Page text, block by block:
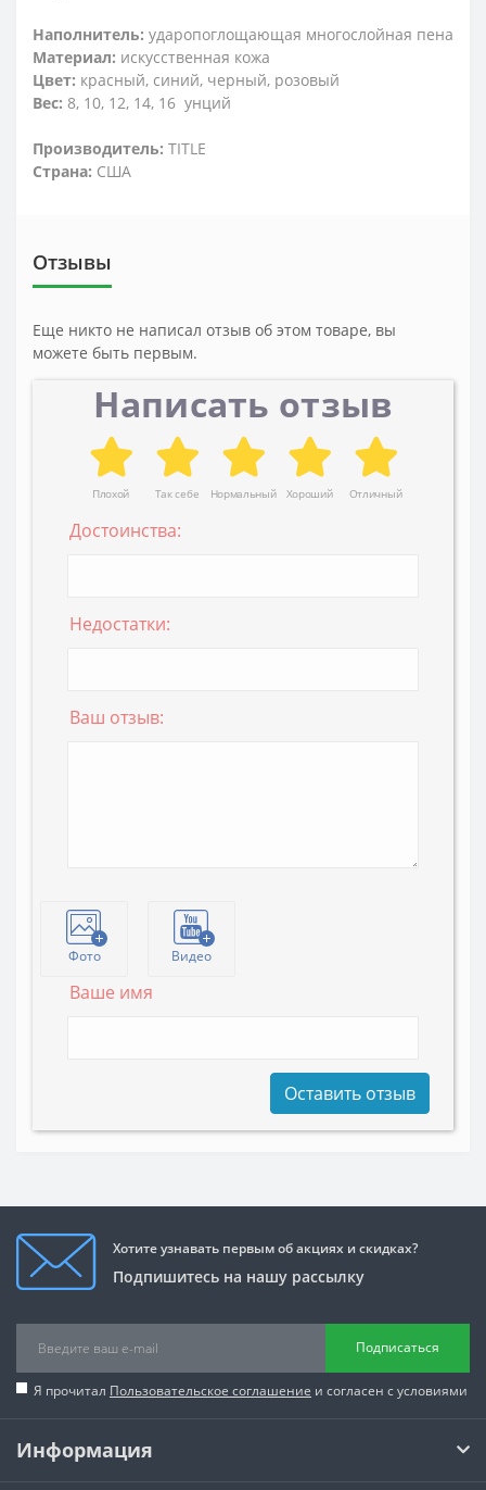
Наполнитель: ударопоглощающая многослойная пена
Материал: искусственная кожа
Цвет: красный, синий, черный, розовый
Вес: 8, 10, 12, 14, 16 унций
Производитель: TITLE
Страна: США
Отзывы
Еще никто не написал отзыв об этом товаре, вы
можете быть первым.
Написать отзыв
Плохой Так себе Нормальный Хороший Отличный
Достоинства:
Недостатки:
Ваш отзыв:
Фото Видео
Ваше имя
Оставить отзыв
Хотите узнавать первым об акциях и скидках?
Подпишитесь на нашу рассылку
Подписаться
Я прочитал Пользовательское соглашение и согласен с условиями
Информация